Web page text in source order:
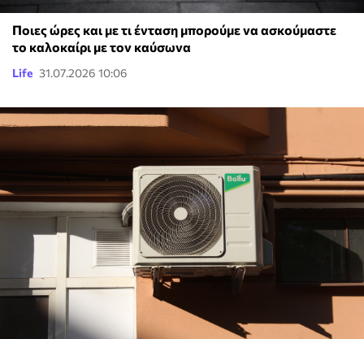
Ποιες ώρες και με τι ένταση μπορούμε να ασκούμαστε
το καλοκαίρι με τον καύσωνα
Life 31.07.2026 10:06